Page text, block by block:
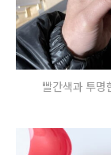
빨간색과 투명